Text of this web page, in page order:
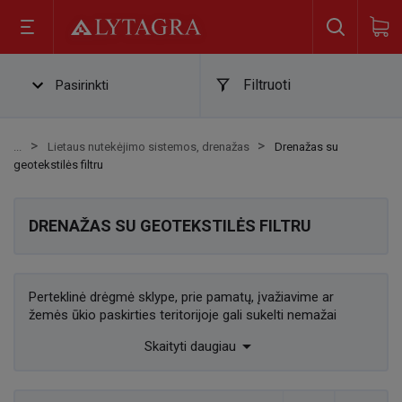
Pasirinkti Filtruoti
Lietaus nutekėjimo sistemos, drenažas
Drenažas su
geotekstilės filtru
DRENAŽAS SU GEOTEKSTILĖS FILTRU
Perteklinė drėgmė sklype, prie pamatų, įvažiavime ar
žemės ūkio paskirties teritorijoje gali sukelti nemažai
vandens pasišalinimo. Tinkamai įrengta drenažo sistema
Skaityti daugiau 